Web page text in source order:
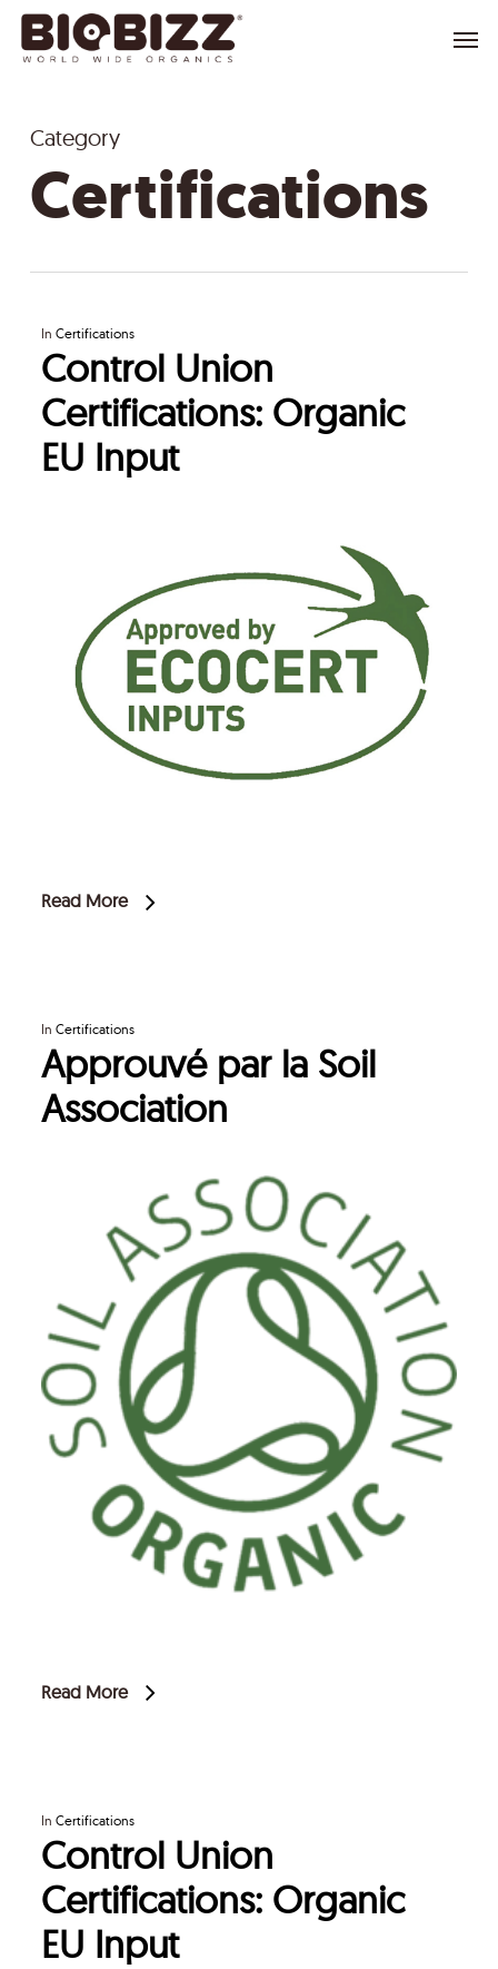
Skip
Category
Certifications
In Certifications
Control Union
Certifications: Organic
EU Input
Read More
In Certifications
Approuvé par la Soil
Association
Read More
In Certifications
Control Union
Certifications: Organic
EU Input